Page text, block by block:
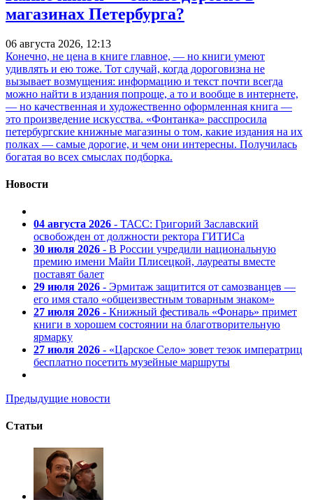
магазинах Петербурга?
06 августа 2026, 12:13
Конечно, не цена в книге главное, — но книги умеют
удивлять и ею тоже. Тот случай, когда дороговизна не
вызывает возмущения: информацию и текст почти всегда
можно найти в издания попроще, а то и вообще в интернете,
— но качественная и художественно оформленная книга —
это произведение искусства. «Фонтанка» расспросила
петербургские книжные магазины о том, какие издания на их
полках — самые дорогие, и чем они интересны. Получилась
богатая во всех смыслах подборка.
Новости
04 августа 2026 - ТАСС: Григорий Заславский
освобожден от должности ректора ГИТИСа
30 июля 2026 - В России учредили национальную
премию имени Майи Плисецкой, лауреаты вместе
поставят балет
29 июля 2026 - Эрмитаж защитится от самозванцев —
его имя стало «общеизвестным товарным знаком»
27 июля 2026 - Книжный фестиваль «Фонарь» примет
книги в хорошем состоянии на благотворительную
ярмарку
27 июля 2026 - «Царское Село» зовет тезок императриц
бесплатно посетить музейные маршруты
Предыдущие новости
Статьи